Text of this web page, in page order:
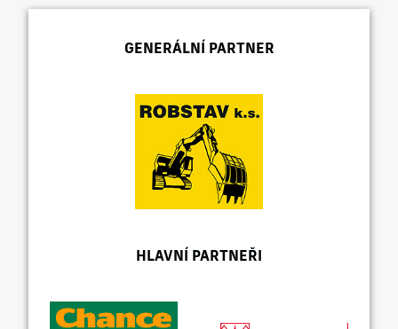
GENERÁLNÍ PARTNER
HLAVNÍ PARTNEŘI